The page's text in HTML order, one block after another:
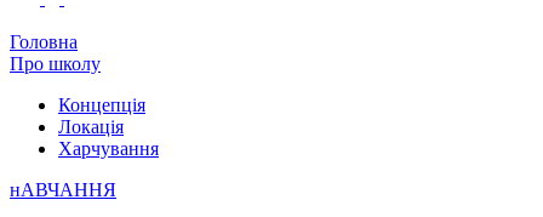
Головна
Про школу
Концепція
Локація
Харчування
нАВЧАННЯ